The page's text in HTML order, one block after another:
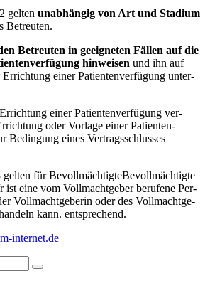
gel­ten unab­hän­gig von Art und Sta­di­um
Betreu­ten.
Betreu­ten in geeig­ne­ten Fäl­len auf die
hin­wei­sen und ihn auf
Errich­tung einer Patienten­verfügung unter­
einer Patienten­verfügung ver­
oder Vor­la­ge einer Patienten­
Bedin­gung eines Ver­trags­schlus­ses
gel­ten fürBevoll­mäch­tig­teBevoll­mäch­tig­te
ist eine vom Voll­macht­ge­ber beru­fe­ne Per­
Voll­macht­ge­be­rin oder des Voll­macht­ge­
kann. ent­spre­chend.
internet.de
Suchen